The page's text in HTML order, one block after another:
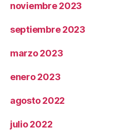
noviembre 2023
septiembre 2023
marzo 2023
enero 2023
agosto 2022
julio 2022